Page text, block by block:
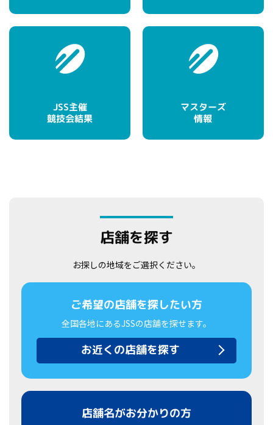
JSS主催
競技会結果
マスターズ
情報
店舗を探す
お探しの地域をご選択ください。
ご希望の店舗を探したい方
全国各地にあるJSSの店舗を探せます。
お近くの店舗を探す
店舗名がお分かりの方